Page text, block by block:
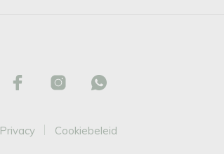
Privacy Cookiebeleid